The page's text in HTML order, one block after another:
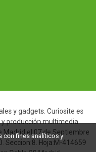
y gadgets. Curiosite es
producción multimedia
Madrid el 07 de Septiembre
Seccion:8. Hoja:M-414659
con fines analíticos y